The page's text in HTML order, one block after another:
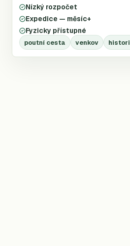
Nízký rozpočet
Expedice — měsíc+
Fyzicky přístupné
poutní cesta venkov